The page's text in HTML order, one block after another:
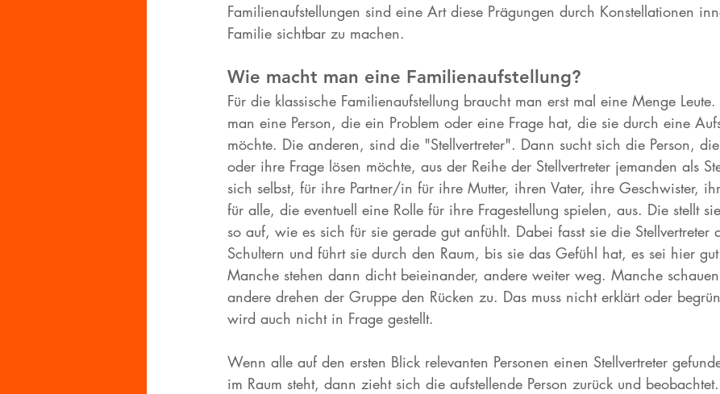
Familienaufstellungen sind eine Art diese Prägungen durch Konstellationen
Familie sichtbar zu machen.
Wie macht man eine Familienaufstellung?
Für die klassische Familienaufstellung braucht man erst mal eine Menge
man eine Person, die ein Problem oder eine Frage hat, die sie durch eine
möchte. Die anderen, sind die "Stellvertreter". Dann sucht sich die Person,
oder ihre Frage lösen möchte, aus der Reihe der Stellvertreter jemanden als
sich selbst, für ihre Partner/in für ihre Mutter, ihren Vater, ihre Geschwister,
für alle, die eventuell eine Rolle für ihre Fragestellung spielen, aus. Die stellt
so auf, wie es sich für sie gerade gut anfühlt. Dabei fasst sie die Stellvertreter
Schultern und führt sie durch den Raum, bis sie das Gefühl hat, es sei hier
Manche stehen dann dicht beieinander, andere weiter weg. Manche
andere drehen der Gruppe den Rücken zu. Das muss nicht erklärt oder
wird auch nicht in Frage gestellt.
Wenn alle auf den ersten Blick relevanten Personen einen Stellvertreter
im Raum steht, dann zieht sich die aufstellende Person zurück und